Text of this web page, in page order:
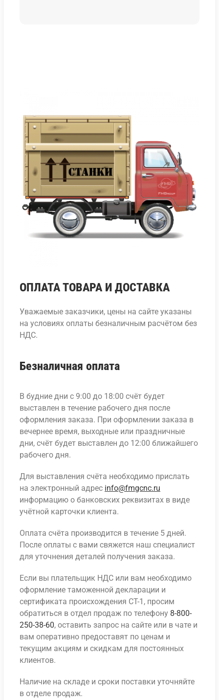
ОПЛАТА ТОВАРА И ДОСТАВКА
Уважаемые заказчики, цены на сайте указаны
на условиях оплаты безналичным расчётом без
НДС.
Безналичная оплата
В будние дни с 9:00 до 18:00 счёт будет
выставлен в течение рабочего дня после
оформления заказа. При оформлении заказа в
вечернее время, выходные или праздничные
дни, счёт будет выставлен до 12:00 ближайшего
рабочего дня.
Для выставления счёта необходимо прислать
на электронный адрес info@fmgcnc.ru
информацию о банковских реквизитах в виде
учётной карточки клиента.
Оплата счёта производится в течение 5 дней.
После оплаты с вами свяжется наш специалист
для уточнения деталей получения заказа.
Если вы плательщик НДС или вам необходимо
оформление таможенной декларации и
сертификата происхождения СТ-1, просим
обратиться в отдел продаж по телефону 8-800-
250-38-60, оставить запрос на сайте или в чате и
вам оперативно предоставят по ценам и
текущим акциям и скидкам для постоянных
клиентов.
Наличие на складе и сроки поставки уточняйте
в отделе продаж.